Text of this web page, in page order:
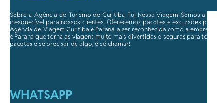
Sobre a Agência de Turismo de Curitiba Fui Nessa Viagem Somos a
inesquecível para nossos clientes. Oferecemos pacotes e excursões
Agência de Viagem Curitiba e Paraná a ser reconhecida como a
e Paraná que torna as viagens muito mais divertidas e seguras para
pacotes e se precisar de algo, é só chamar!
WHATSAPP